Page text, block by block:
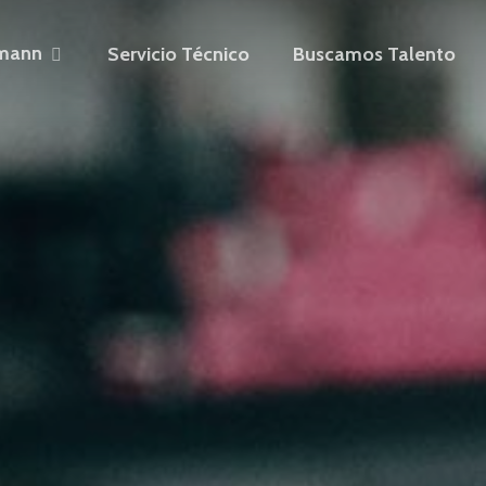
Servicio Técnico Buscamos Talento